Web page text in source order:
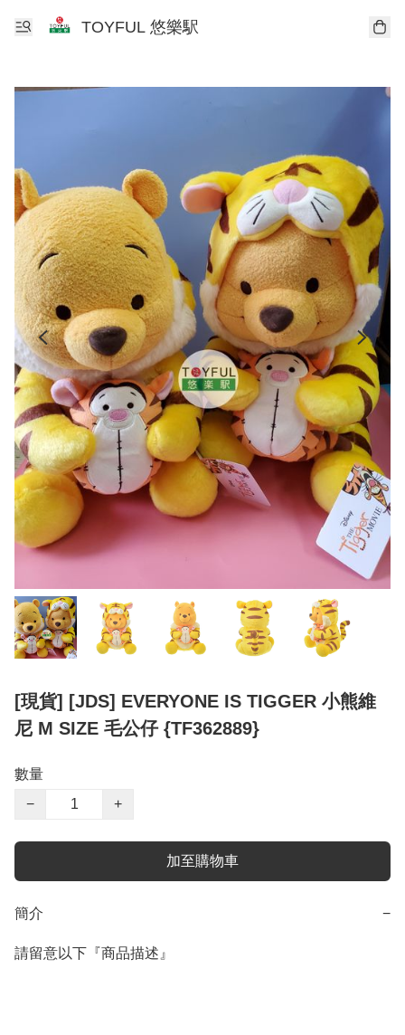
TOYFUL 悠樂駅
[現貨] [JDS] EVERYONE IS TIGGER 小熊維
尼 M SIZE 毛公仔 {TF362889}
數量
−
+
加至購物車
簡介 −
請留意以下『商品描述』